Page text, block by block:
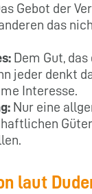
Gebot der
das
Dem Gut,
jeder denkt
Interesse.
Nur eine
laut